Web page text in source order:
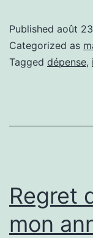
Published août
Categorized as
Tagged dépense,
Regret
mon